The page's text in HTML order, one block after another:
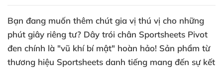
Bạn đang muốn thêm chút gia vị thú vị cho những
phút giây riêng tư? Dây trói chân Sportsheets Pivot
đen chính là "vũ khí bí mật" hoàn hảo! Sản phẩm từ
thương hiệu Sportsheets danh tiếng mang đến sự kết